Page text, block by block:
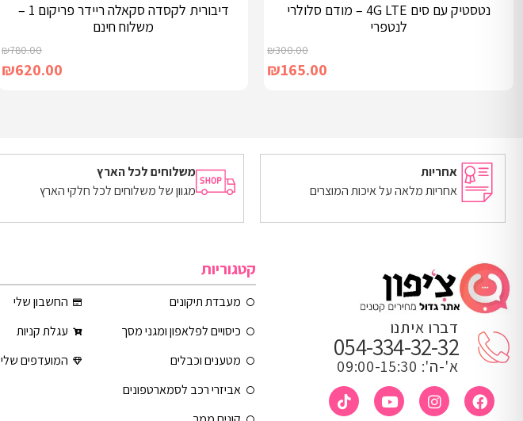
נטסטיק עם סים 4G LTE – מודם סלולרי
לנטפרי
₪300.00
₪165.00
הוספה לסל
דיבורית לקסדה סקאלה ריידר פריקום 1 –
משלוח חינם
₪780.00
₪620.00
הוספה לסל
אחריות
אחריות מלאה על איכות המוצרים
משלוחים לכל הארץ
מגוון של משלוחים לכל חלקי הארץ
דברו איתנו
054-334-32-32
א'-ה': 09:00-15:30
קטגוריות
מעבדת תיקונים
כיסויים לפלאפון ומגני מסך
מטענים וכבלים
אביזרי רכב לסמארטפונים
החשבון שלי
עגלת קניות
המועדפים שלי